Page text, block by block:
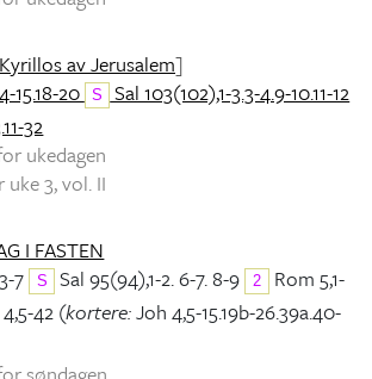
av Jerusalem]
15.18-20 S Sal 103(102),1-3.3-4.9-10.11-12
32
ukedagen
3, vol. II
I FASTEN
7 S Sal 95(94),1-2. 6-7. 8-9 2
Rom 5,1-
42 (kortere:Joh 4,5-15.19b-26.39a.40-